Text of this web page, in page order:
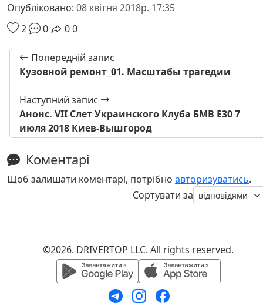
Опубліковано: 08 квітня 2018р. 17:35
2
0 00
Попередній запис
Кузовной ремонт_01. Масштабы трагедии
Наступний запис
Анонс. VII Слет Украинского Клуба БМВ Е30 7
июля 2018 Киев-Вышгород
Коментарі
Щоб залишати коментарі, потрібно авторизуватись.
Сортувати за
©2026. DRIVERTOP LLC. All rights reserved.